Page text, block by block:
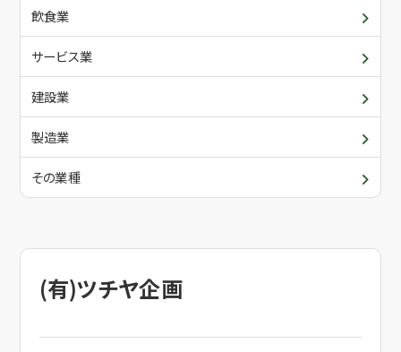
青年部・女性部
委員会・各支部の活動
関係団体
入会について
メールでお問合せ
(有)ツチヤ企画
飲食業
サービス業
建設業
製造業
その業種